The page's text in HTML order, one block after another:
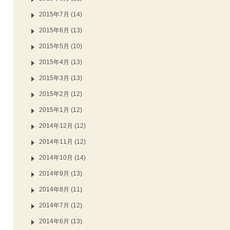
2015年7月 (14)
2015年6月 (13)
2015年5月 (10)
2015年4月 (13)
2015年3月 (13)
2015年2月 (12)
2015年1月 (12)
2014年12月 (12)
2014年11月 (12)
2014年10月 (14)
2014年9月 (13)
2014年8月 (11)
2014年7月 (12)
2014年6月 (13)